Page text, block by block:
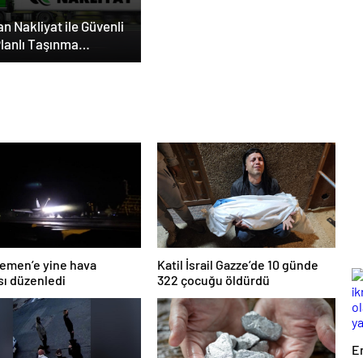
Nakliyat ile Güvenli
Taşınma
yine hava
düzenledi
Katil İsrail Gazze’de 10 günde
322 çocuğu öldürdü